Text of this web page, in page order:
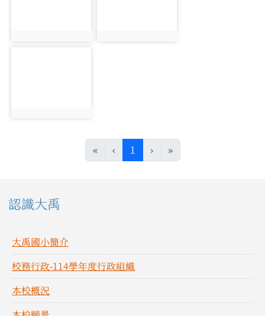
« ‹ 1 (目前頁次)
› »
左邊區域內容
認識大禹
大禹國小簡介
校務行政-114學年度行政組織
本校概況